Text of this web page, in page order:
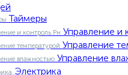
Таймеры
Управление и
Управление
Управление
Электрика